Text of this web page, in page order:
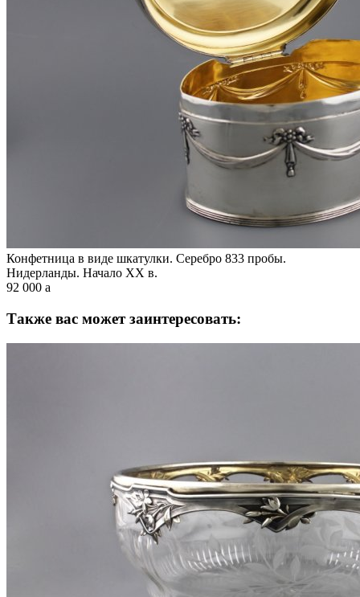
Конфетница в виде шкатулки. Серебро 833 пробы.
Нидерланды. Начало XX в.
92 000 a
Также вас может заинтересовать: